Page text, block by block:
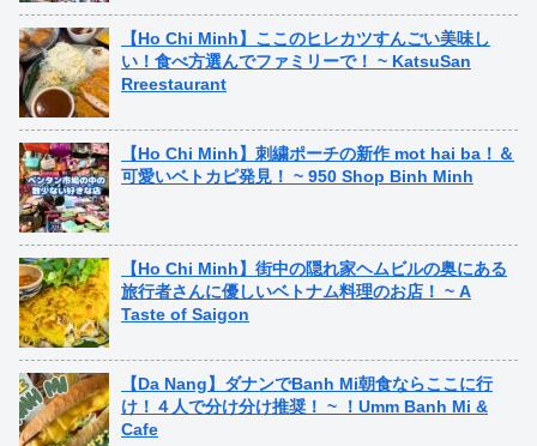
【Ho Chi Minh】ここのヒレカツすんごい美味し
い！食べ方選んでファミリーで！ ~ KatsuSan
Rreestaurant
【Ho Chi Minh】刺繍ポーチの新作 mot hai ba！＆
可愛いベトカピ発見！ ~ 950 Shop Binh Minh
【Ho Chi Minh】街中の隠れ家ヘムビルの奥にある
旅行者さんに優しいベトナム料理のお店！ ~ A
Taste of Saigon
【Da Nang】ダナンでBanh Mi朝食ならここに行
け！４人で分け分け推奨！ ~ ！Umm Banh Mi &
Cafe